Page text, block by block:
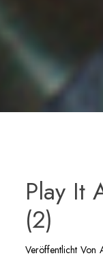
Play It
(2)
Veröffentlicht Von